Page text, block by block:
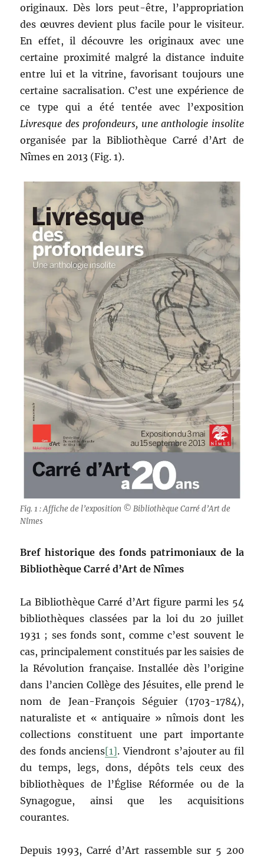
originaux. Dès lors peut-être, l’appropriation
des œuvres devient plus facile pour le visiteur.
En effet, il découvre les originaux avec une
certaine proximité malgré la distance induite
entre lui et la vitrine, favorisant toujours une
certaine sacralisation. C’est une expérience de
ce type qui a été tentée avec l’exposition
Livresque des profondeurs, une anthologie insolite
organisée par la Bibliothèque Carré d’Art de
Nîmes en 2013 (Fig. 1).
Fig. 1 : Affiche de l’exposition © Bibliothèque Carré d’Art de
Nîmes
Bref historique des fonds patrimoniaux de la
Bibliothèque Carré d’Art de Nîmes
La Bibliothèque Carré d’Art figure parmi les 54
bibliothèques classées par la loi du 20 juillet
1931 ; ses fonds sont, comme c’est souvent le
cas, principalement constitués par les saisies de
la Révolution française. Installée dès l’origine
dans l’ancien Collège des Jésuites, elle prend le
nom de Jean-François Séguier (1703-1784),
naturaliste et « antiquaire » nîmois dont les
collections constituent une part importante
des fonds anciens[1]. Viendront s’ajouter au fil
du temps, legs, dons, dépôts tels ceux des
bibliothèques de l’Église Réformée ou de la
Synagogue, ainsi que les acquisitions
courantes.
Depuis 1993, Carré d’Art rassemble sur 5 200